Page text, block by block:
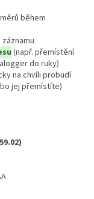
během
(např. přemístění
do ruky)
na chvíli probudí
jej přemístíte)